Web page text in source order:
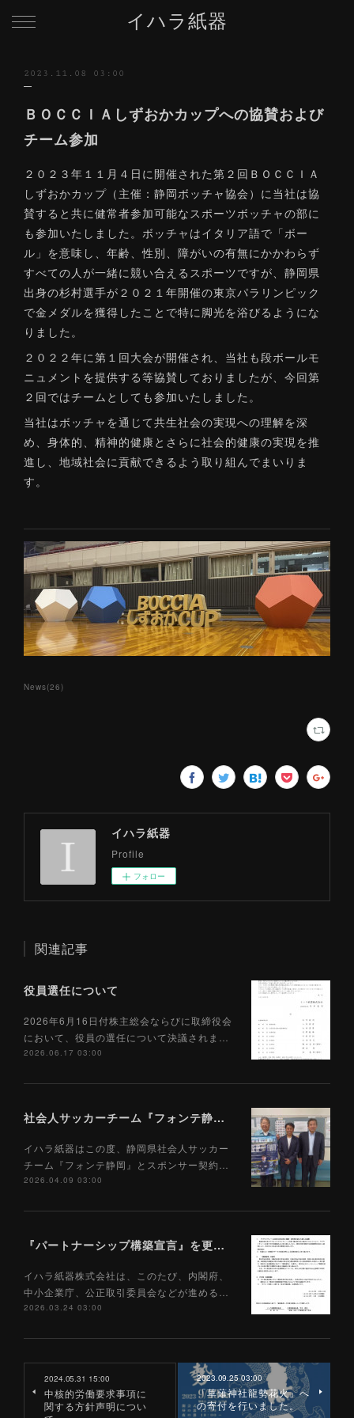
イハラ紙器
2023.11.08 03:00
ＢＯＣＣＩＡしずおかカップへの協賛および
チーム参加
２０２３年１１月４日に開催された第２回ＢＯＣＣＩＡ
しずおかカップ（主催：静岡ボッチャ協会）に当社は協
賛すると共に健常者参加可能なスポーツボッチャの部に
も参加いたしました。ボッチャはイタリア語で「ボー
ル」を意味し、年齢、性別、障がいの有無にかかわらず
すべての人が一緒に競い合えるスポーツですが、静岡県
出身の杉村選手が２０２１年開催の東京パラリンピック
で金メダルを獲得したことで特に脚光を浴びるようにな
りました。
２０２２年に第１回大会が開催され、当社も段ボールモ
ニュメントを提供する等協賛しておりましたが、今回第
２回ではチームとしても参加いたしました。
当社はボッチャを通じて共生社会の実現への理解を深
め、身体的、精神的健康とさらに社会的健康の実現を推
進し、地域社会に貢献できるよう取り組んでまいりま
す。
News(26)
イハラ紙器
Profile
フォロー
関連記事
役員選任について
2026年6月16日付株主総会ならびに取締役会
において、役員の選任について決議されま…
2026.06.17 03:00
社会人サッカーチーム『フォンテ静岡』とのスポンサー契約締結について
イハラ紙器はこの度、静岡県社会人サッカー
チーム『フォンテ静岡』とスポンサー契約…
2026.04.09 03:00
『パートナーシップ構築宣言』を更新しました。
イハラ紙器株式会社は、このたび、内閣府、
中小企業庁、公正取引委員会などが進める…
2026.03.24 03:00
2024.05.31 15:00
中核的労働要求事項に
関する方針声明につい
2023.09.25 03:00
「草薙神社龍勢花火」へ
の寄付を行いました。